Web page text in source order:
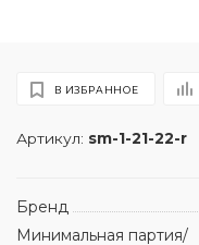
Артикул: sm-1-21-22-r
В ИЗБРАННОЕ
Бренд
Минимальная партия/